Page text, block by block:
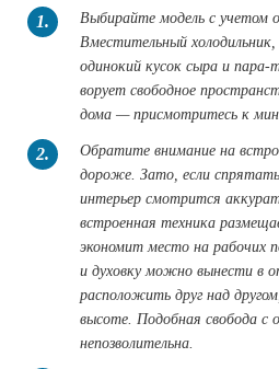
1.
Выбирайте модель с учетом
Вместительный
одинокий кусок сыра и пара-
ворует свободное
дома — присмотритесь к
2.
Обратите внимание на
дороже. Зато, если
интерьер смотрится
встроенная техника
экономит место на рабочих
и духовку можно вынести в
расположить друг над
высоте. Подобная свобода с
непозволительна.